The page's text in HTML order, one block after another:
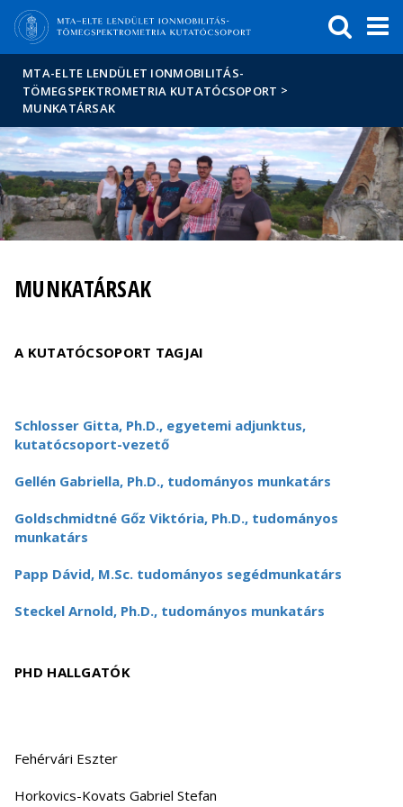
Hírek
Események
ELTE a
sajtóban
MTA-ELTE LENDÜLET IONMOBILITÁS-
TÖMEGSPEKTROMETRIA KUTATÓCSOPORT >
MUNKATÁRSAK
MUNKATÁRSAK
A KUTATÓCSOPORT TAGJAI
Schlosser Gitta, Ph.D., egyetemi adjunktus,
kutatócsoport-vezető
Gellén Gabriella, Ph.D., tudományos munkatárs
Goldschmidtné Gőz Viktória, Ph.D., tudományos
munkatárs
Papp Dávid, M.Sc. tudományos segédmunkatárs
Steckel Arnold, Ph.D., tudományos munkatárs
PHD HALLGATÓK
Fehérvári Eszter
Horkovics-Kovats Gabriel Stefan